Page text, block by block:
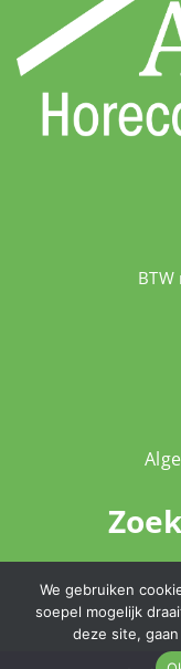
We gebruiken
soepel mogelijk
deze site,